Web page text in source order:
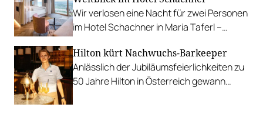
Wir verlosen eine Nacht für zwei Personen
im Hotel Schachner in Maria Taferl –
Hilton kürt Nachwuchs-Barkeeper
Anlässlich der Jubiläumsfeierlichkeiten zu
50 Jahre Hilton in Österreich gewann